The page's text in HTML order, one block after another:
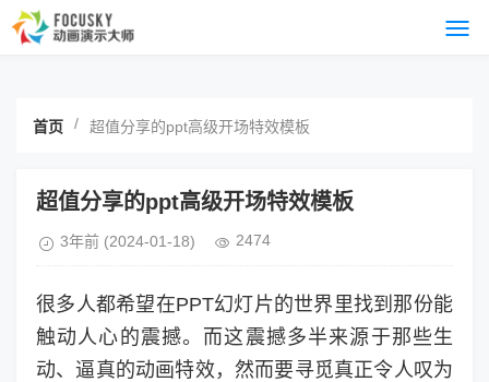
首页 / 超值分享的ppt高级开场特效模板
超值分享的ppt高级开场特效模板
3年前 (2024-01-18) 2474
很多人都希望在PPT幻灯片的世界里找到那份能
触动人心的震撼。而这震撼多半来源于那些生
动、逼真的动画特效，然而要寻觅真正令人叹为